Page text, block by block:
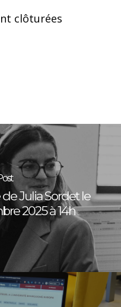
clôturées
Julia Sordet le
2025 à 14h